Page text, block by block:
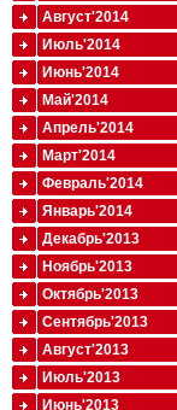
Август'2014
Июль'2014
Июнь'2014
Май'2014
Апрель'2014
Март'2014
Февраль'2014
Январь'2014
Декабрь'2013
Ноябрь'2013
Октябрь'2013
Сентябрь'2013
Август'2013
Июль'2013
Июнь'2013